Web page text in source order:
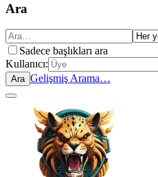
Ara
Sadece başlıkları ara
Kullanıcı:
Ara Gelişmiş Arama…